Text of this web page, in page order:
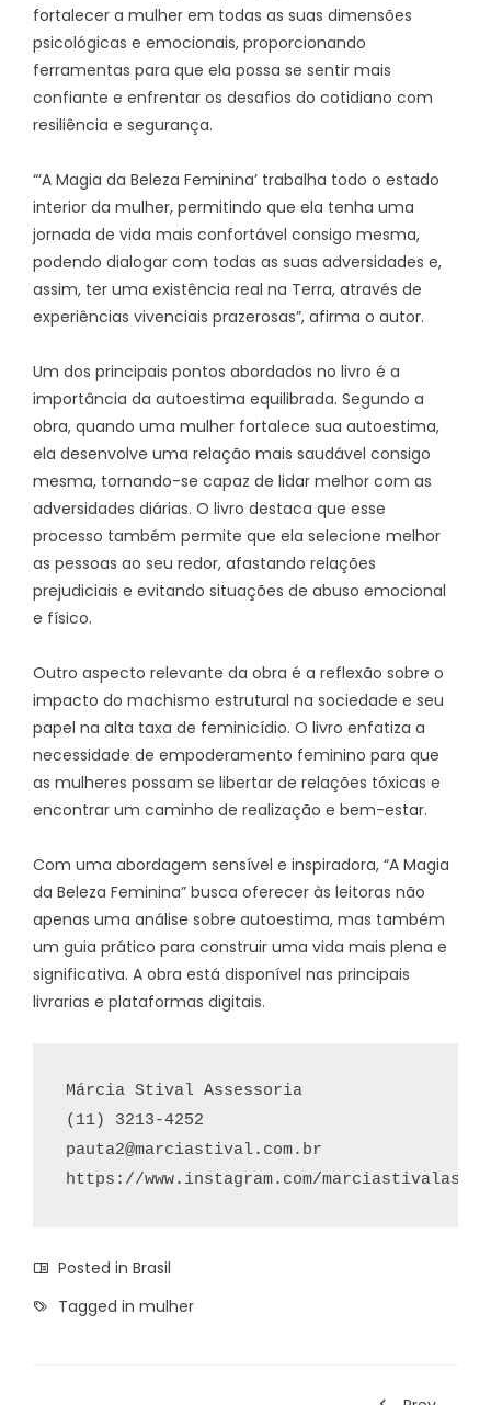
fortalecer a mulher em todas as suas dimensões
psicológicas e emocionais, proporcionando
ferramentas para que ela possa se sentir mais
confiante e enfrentar os desafios do cotidiano com
resiliência e segurança.
“‘A Magia da Beleza Feminina’ trabalha todo o estado
interior da mulher, permitindo que ela tenha uma
jornada de vida mais confortável consigo mesma,
podendo dialogar com todas as suas adversidades e,
assim, ter uma existência real na Terra, através de
experiências vivenciais prazerosas”, afirma o autor.
Um dos principais pontos abordados no livro é a
importância da autoestima equilibrada. Segundo a
obra, quando uma mulher fortalece sua autoestima,
ela desenvolve uma relação mais saudável consigo
mesma, tornando-se capaz de lidar melhor com as
adversidades diárias. O livro destaca que esse
processo também permite que ela selecione melhor
as pessoas ao seu redor, afastando relações
prejudiciais e evitando situações de abuso emocional
e físico.
Outro aspecto relevante da obra é a reflexão sobre o
impacto do machismo estrutural na sociedade e seu
papel na alta taxa de feminicídio. O livro enfatiza a
necessidade de empoderamento feminino para que
as mulheres possam se libertar de relações tóxicas e
encontrar um caminho de realização e bem-estar.
Com uma abordagem sensível e inspiradora, “A Magia
da Beleza Feminina” busca oferecer às leitoras não
apenas uma análise sobre autoestima, mas também
um guia prático para construir uma vida mais plena e
significativa. A obra está disponível nas principais
livrarias e plataformas digitais.
Márcia Stival Assessoria
pauta2@marciastival.com.br
https://www.instagram.com/
Posted in Brasil
Tagged in mulher